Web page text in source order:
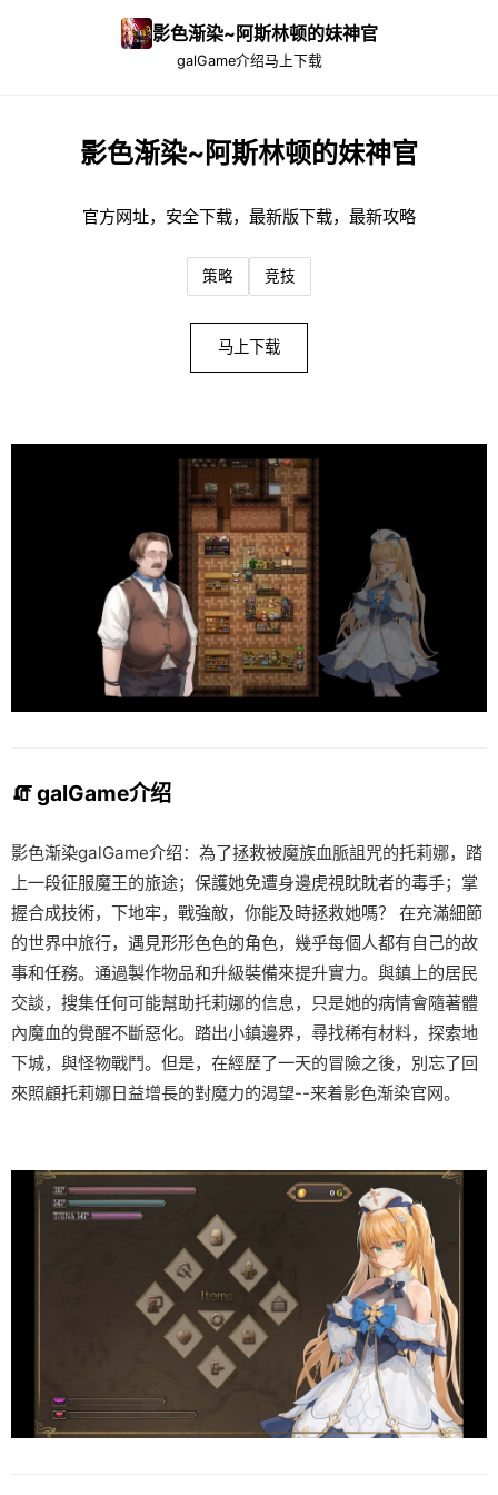
影色渐染~阿斯林顿的妹神官
galGame介绍马上下载
影色渐染~阿斯林顿的妹神官
官方网址，安全下载，最新版下载，最新攻略
策略 竞技
马上下载
🧯 galGame介绍
影色渐染galGame介绍：為了拯救被魔族血脈詛咒的托莉娜，踏
上一段征服魔王的旅途；保護她免遭身邊虎視眈眈者的毒手；掌
握合成技術，下地牢，戰強敵，你能及時拯救她嗎？ 在充滿細節
的世界中旅行，遇見形形色色的角色，幾乎每個人都有自己的故
事和任務。通過製作物品和升級裝備來提升實力。與鎮上的居民
交談，搜集任何可能幫助托莉娜的信息，只是她的病情會隨著體
內魔血的覺醒不斷惡化。踏出小鎮邊界，尋找稀有材料，探索地
下城，與怪物戰鬥。但是，在經歷了一天的冒險之後，別忘了回
來照顧托莉娜日益增長的對魔力的渴望--来着影色渐染官网。